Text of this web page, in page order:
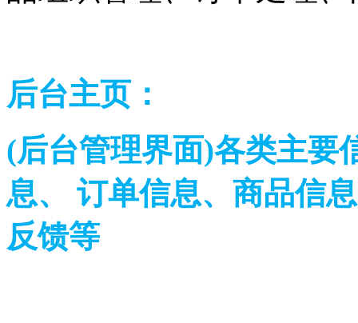
后台主页：
(后台管理界面)各类主要
息、 订单信息、商品信
反馈等